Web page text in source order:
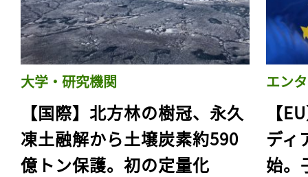
大学・研究機関
【国際】北方林の樹冠、永久
凍土融解から土壌炭素約590
億トン保護。初の定量化
エン
【
ディ
始。